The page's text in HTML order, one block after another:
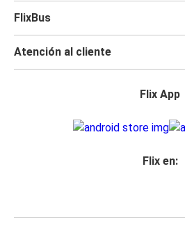
FlixBus
Atención al cliente
Flix App
Flix en: